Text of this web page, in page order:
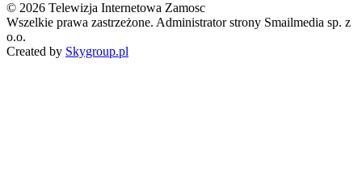
© 2026 Telewizja Internetowa Zamosc
Wszelkie prawa zastrzeżone. Administrator strony Smailmedia sp. z
o.o.
Created by Skygroup.pl